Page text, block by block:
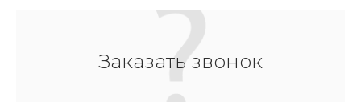
Заказать звонок